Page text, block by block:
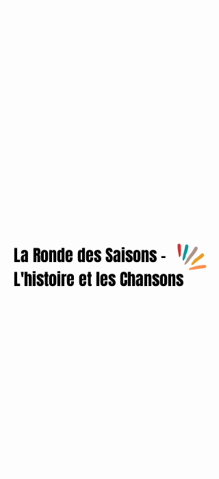
La Ronde des Saisons -
L'histoire et les Chansons